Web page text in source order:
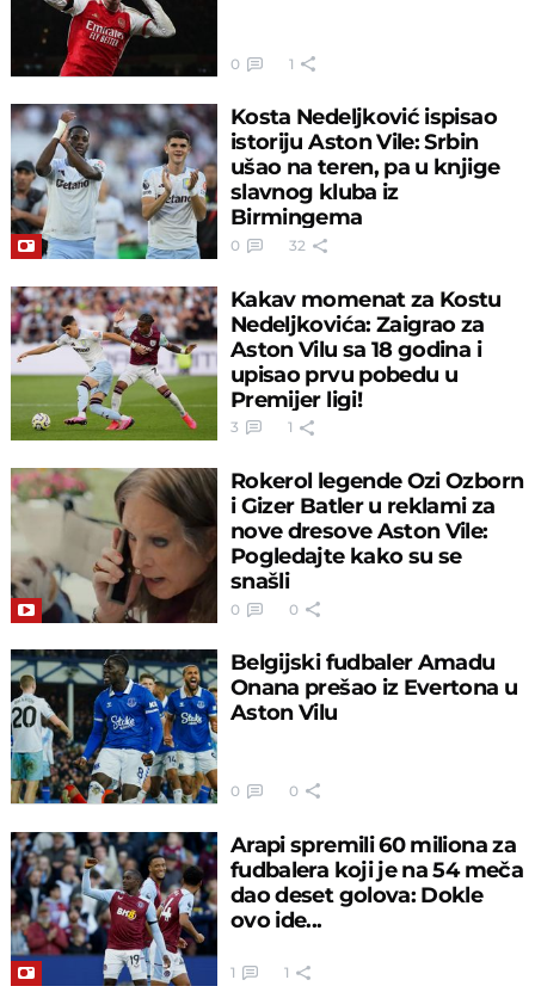
0 1
Kosta Nedeljković ispisao
istoriju Aston Vile: Srbin
ušao na teren, pa u knjige
slavnog kluba iz
Birmingema
0 32
Kakav momenat za Kostu
Nedeljkovića: Zaigrao za
Aston Vilu sa 18 godina i
upisao prvu pobedu u
Premijer ligi!
3 1
Rokerol legende Ozi Ozborn
i Gizer Batler u reklami za
nove dresove Aston Vile:
Pogledajte kako su se
snašli
0 0
Belgijski fudbaler Amadu
Onana prešao iz Evertona u
Aston Vilu
0 0
Arapi spremili 60 miliona za
fudbalera koji je na 54 meča
dao deset golova: Dokle
ovo ide...
1 1